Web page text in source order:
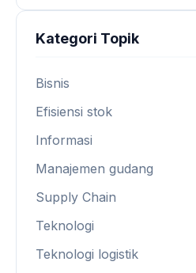
Kategori Topik
Bisnis
Efisiensi stok
Informasi
Manajemen gudang
Supply Chain
Teknologi
Teknologi logistik